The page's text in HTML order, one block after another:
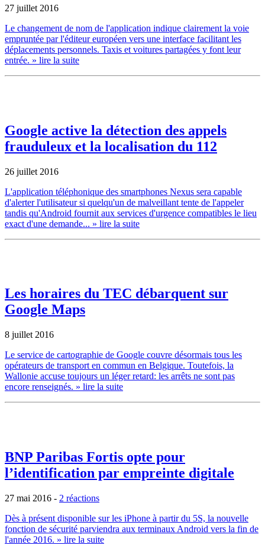
27 juillet 2016
Le changement de nom de l'application indique clairement la voie
empruntée par l'éditeur européen vers une interface facilitant les
déplacements personnels. Taxis et voitures partagées y font leur
entrée. » lire la suite
Google active la détection des appels
frauduleux et la localisation du 112
26 juillet 2016
L'application téléphonique des smartphones Nexus sera capable
d'alerter l'utilisateur si quelqu'un de malveillant tente de l'appeler
tandis qu'Android fournit aux services d'urgence compatibles le lieu
exact d'une demande... » lire la suite
Les horaires du TEC débarquent sur
Google Maps
8 juillet 2016
Le service de cartographie de Google couvre désormais tous les
opérateurs de transport en commun en Belgique. Toutefois, la
Wallonie accuse toujours un léger retard: les arrêts ne sont pas
encore renseignés. » lire la suite
BNP Paribas Fortis opte pour
l’identification par empreinte digitale
27 mai 2016 - 2 réactions
Dès à présent disponible sur les iPhone à partir du 5S, la nouvelle
fonction de sécurité parviendra aux terminaux Android vers la fin de
l'année 2016. » lire la suite